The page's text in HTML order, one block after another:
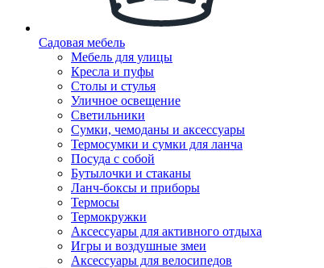
Садовая мебель
Мебель для улицы
Кресла и пуфы
Столы и стулья
Уличное освещение
Светильники
Сумки, чемоданы и аксессуары
Термосумки и сумки для ланча
Посуда с собой
Бутылочки и стаканы
Ланч-боксы и приборы
Термосы
Термокружки
Аксессуары для активного отдыха
Игры и воздушные змеи
Аксессуары для велосипедов